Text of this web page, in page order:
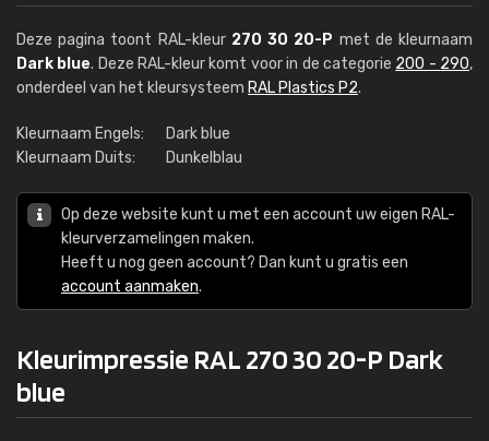
Deze pagina toont RAL-kleur 270 30 20-P met de kleurnaam
Dark blue. Deze RAL-kleur komt voor in de categorie 200 - 290,
onderdeel van het kleursysteem RAL Plastics P2.
Kleurnaam Engels:
Dark blue
Kleurnaam Duits:
Dunkelblau
Op deze website kunt u met een account uw eigen RAL-
kleurverzamelingen maken.
Heeft u nog geen account? Dan kunt u gratis een
account aanmaken.
Kleurimpressie RAL 270 30 20-P Dark
blue